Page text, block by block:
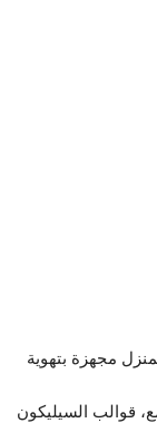
مجهزة بتهوية
قوالب السيليكون